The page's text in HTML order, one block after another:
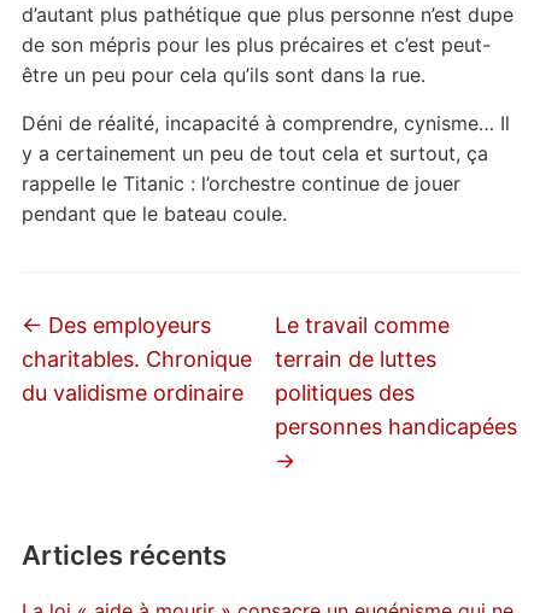
Articles récents
d’autant plus pathétique que plus personne n’est dupe
de son mépris pour les plus précaires et c’est peut-
être un peu pour cela qu’ils sont dans la rue.
Déni de réalité, incapacité à comprendre, cynisme… Il
y a certainement un peu de tout cela et surtout, ça
rappelle le Titanic : l’orchestre continue de jouer
pendant que le bateau coule.
← Des employeurs
charitables. Chronique
du validisme ordinaire
Le travail comme
terrain de luttes
politiques des
personnes handicapées
→